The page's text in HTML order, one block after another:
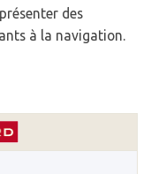
des
à la navigation.